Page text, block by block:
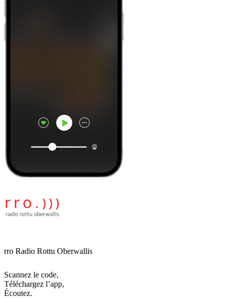
rro Radio Rottu Oberwallis
Scannez le code,
Téléchargez l’app,
Écoutez.